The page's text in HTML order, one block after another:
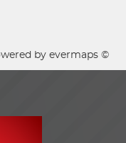
by evermaps ©